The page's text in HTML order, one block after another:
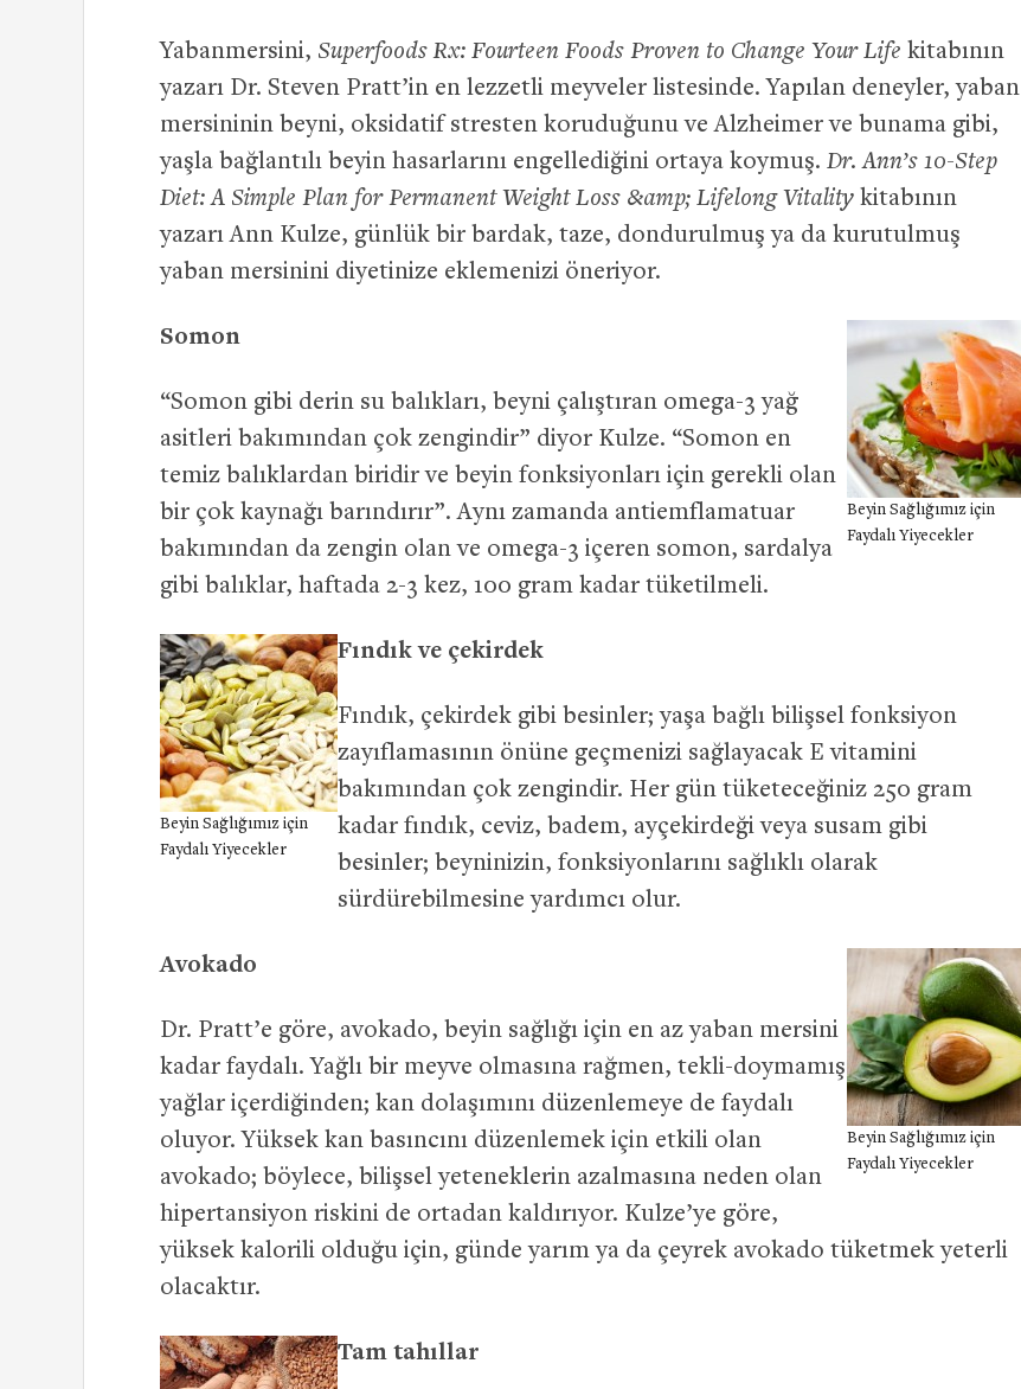
Yabanmersini, Superfoods Rx: Fourteen Foods Proven to Change Your Life kitabının
yazarı Dr. Steven Pratt’in en lezzetli meyveler listesinde. Yapılan deneyler, yaban
mersininin beyni, oksidatif stresten koruduğunu ve Alzheimer ve bunama gibi,
yaşla bağlantılı beyin hasarlarını engellediğini ortaya koymuş. Dr. Ann’s 10-Step
Diet: A Simple Plan for Permanent Weight Loss &amp; Lifelong Vitality kitabının
yazarı Ann Kulze, günlük bir bardak, taze, dondurulmuş ya da kurutulmuş
yaban mersinini diyetinize eklemenizi öneriyor.
Beyin Sağlığımız için
Faydalı Yiyecekler
Somon
“Somon gibi derin su balıkları, beyni çalıştıran omega-3 yağ
asitleri bakımından çok zengindir” diyor Kulze. “Somon en
temiz balıklardan biridir ve beyin fonksiyonları için gerekli olan
bir çok kaynağı barındırır”. Aynı zamanda antiemflamatuar
bakımından da zengin olan ve omega-3 içeren somon, sardalya
gibi balıklar, haftada 2-3 kez, 100 gram kadar tüketilmeli.
Beyin Sağlığımız için
Faydalı Yiyecekler
Fındık ve çekirdek
Fındık, çekirdek gibi besinler; yaşa bağlı bilişsel fonksiyon
zayıflamasının önüne geçmenizi sağlayacak E vitamini
bakımından çok zengindir. Her gün tüketeceğiniz 250 gram
kadar fındık, ceviz, badem, ayçekirdeği veya susam gibi
besinler; beyninizin, fonksiyonlarını sağlıklı olarak
sürdürebilmesine yardımcı olur.
Beyin Sağlığımız için
Faydalı Yiyecekler
Avokado
Dr. Pratt’e göre, avokado, beyin sağlığı için en az yaban mersini
kadar faydalı. Yağlı bir meyve olmasına rağmen, tekli-doymamış
yağlar içerdiğinden; kan dolaşımını düzenlemeye de faydalı
oluyor. Yüksek kan basıncını düzenlemek için etkili olan
avokado; böylece, bilişsel yeteneklerin azalmasına neden olan
hipertansiyon riskini de ortadan kaldırıyor. Kulze’ye göre,
yüksek kalorili olduğu için, günde yarım ya da çeyrek avokado tüketmek yeterli
olacaktır.
Tam tahıllar